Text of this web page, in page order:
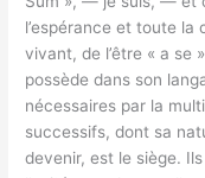
l’espérance et toute la
vivant, de l’être « a se
possède dans son
nécessaires par la
successifs, dont sa
devenir, est le siège.